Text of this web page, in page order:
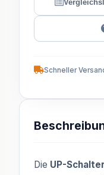
Schneller
Die UP-